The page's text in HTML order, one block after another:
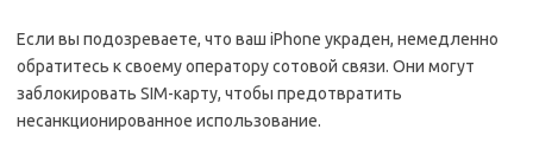
Если вы подозреваете, что ваш iPhone украден, немедленно
обратитесь к своему оператору сотовой связи. Они могут
заблокировать SIM-карту, чтобы предотвратить
несанкционированное использование.